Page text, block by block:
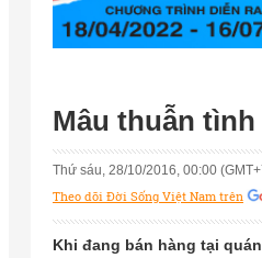
Mâu thuẫn
Thứ sáu, 28/10/2016, 00:00
Theo dõi Đời Sống Việt Nam trên
Khi đang bán hàng tại